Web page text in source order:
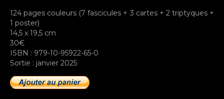
124 pages couleurs (7 fascicules + 3 cartes + 2 triptyques +
1 poster)
14,5 x 19,5 cm
30€
ISBN : 979-10-95922-65-0
Sortie : janvier 2025